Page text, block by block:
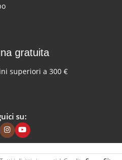
gratuita
superiori a 300 €
su: